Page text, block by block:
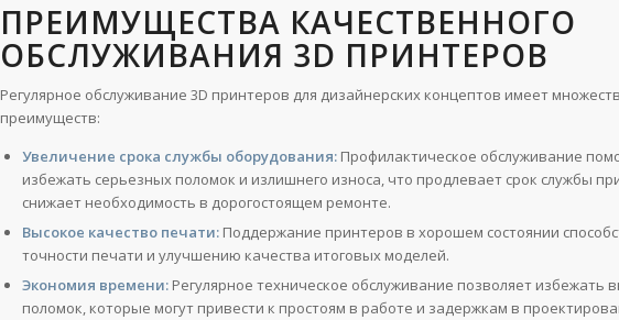
ПРЕИМУЩЕСТВА КАЧЕСТВЕННОГО
ОБСЛУЖИВАНИЯ 3D ПРИНТЕРОВ
Регулярное обслуживание 3D принтеров для дизайнерских концептов имеет
преимуществ:
Увеличение срока службы оборудования: Профилактическое обслуживание
избежать серьезных поломок и излишнего износа, что продлевает срок службы
снижает необходимость в дорогостоящем ремонте.
Высокое качество печати: Поддержание принтеров в хорошем состоянии
точности печати и улучшению качества итоговых моделей.
Экономия времени: Регулярное техническое обслуживание позволяет избежать
поломок, которые могут привести к простоям в работе и задержкам в